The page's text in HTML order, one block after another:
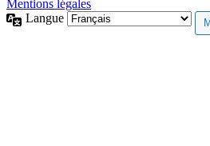
Mentions légales
Langue